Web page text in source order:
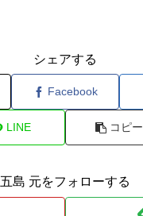
シェアする
Facebook
LINE コピー
五島 元をフォローする